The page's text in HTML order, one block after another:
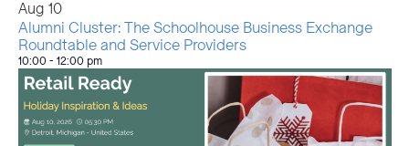
fotografias
Aug 10
Alumni Cluster: The Schoolhouse Business Exchange
Roundtable and Service Providers
10:00- 12:00 pm